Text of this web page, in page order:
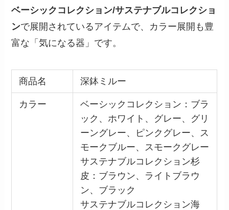
ベーシックコレクション/サステナブルコレクショ
ンで展開されているアイテムで、カラー展開も豊
富な「気になる器」です。
商品名 深鉢ミルー
カラー
ベーシックコレクション：ブラ
ック、ホワイト、グレー、グリ
ーングレー、ピンクグレー、ス
モークブルー、スモークグレー
サステナブルコレクション杉
皮：ブラウン、ライトブラウ
ン、ブラック
サステナブルコレクション海